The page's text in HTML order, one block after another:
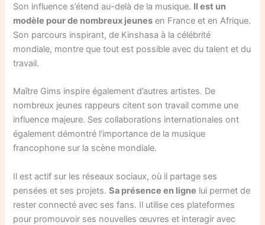
Son influence s’étend au-delà de la musique. Il est un
modèle pour de nombreux jeunes en France et en Afrique.
Son parcours inspirant, de Kinshasa à la célébrité
mondiale, montre que tout est possible avec du talent et du
travail.
Maître Gims inspire également d’autres artistes. De
nombreux jeunes rappeurs citent son travail comme une
influence majeure. Ses collaborations internationales ont
également démontré l’importance de la musique
francophone sur la scène mondiale.
Il est actif sur les réseaux sociaux, où il partage ses
pensées et ses projets.Sa présence en ligne lui permet de
rester connecté avec ses fans. Il utilise ces plateformes
pour promouvoir ses nouvelles œuvres et interagir avec